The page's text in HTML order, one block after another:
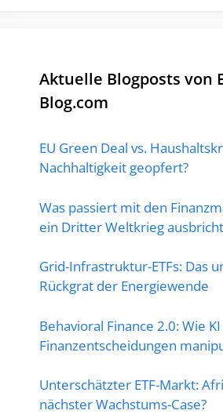
Aktuelle Blogposts von
Blog.com
EU Green Deal vs.
Nachhaltigkeit geopfert?
Was passiert mit den
ein Dritter Weltkrieg
Grid-Infrastruktur-ETFs: Das
Rückgrat der Energiewende
Behavioral Finance 2.0: Wie
Finanzentscheidungen
Unterschätzter ETF-Markt:
nächster Wachstums-Case?